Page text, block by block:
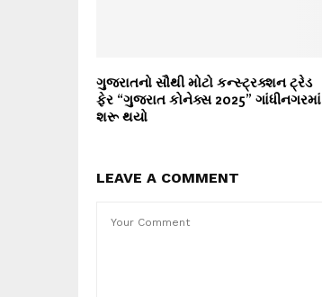
ગુજરાતનો સૌથી મોટો કન્સ્ટ્રક્શન ટ્રેડ
ફેર “ગુજરાત કોનેક્સ 2025” ગાંધીનગરમાં
શરૂ થયો
LEAVE A COMMENT